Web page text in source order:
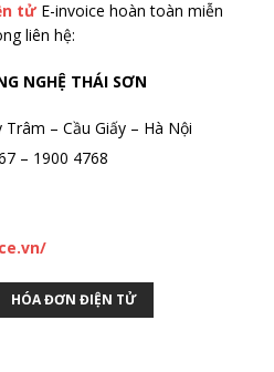
tửE-invoice hoàn toàn miễn
liên hệ:
NGHỆ THÁI SƠN
– Cầu Giấy – Hà Nội
– 1900 4768
HÓA ĐƠN ĐIỆN TỬ